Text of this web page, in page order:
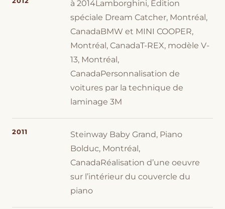
à 2014Lamborghini, Édition
spéciale Dream Catcher, Montréal,
CanadaBMW et MINI COOPER,
Montréal, CanadaT-REX, modèle V-
13, Montréal,
CanadaPersonnalisation de
voitures par la technique de
laminage 3M
2011
Steinway Baby Grand, Piano
Bolduc, Montréal,
CanadaRéalisation d’une oeuvre
sur l’intérieur du couvercle du
piano